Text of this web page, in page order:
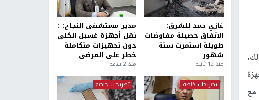
مع
غازي حمد للشرق:
الاتفاق حصيلة مفاوضات
طويلة استمرت ستة
شهور
منذ 12 ثانية
مدير مستشفى النجاح: :
نقل أجهزة غسيل الكلى
دون تجهيزات متكاملة
خطر على المرضى
منذ 2 ساعة
تصريحات خاصة تصريحات خاصة